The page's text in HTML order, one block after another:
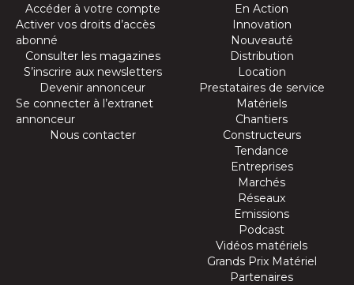
Accéder à votre compte
Activer vos droits d’accès
abonné
Consulter les magazines
S’inscrire aux newsletters
Devenir annonceur
Se connecter à l’extranet
annonceur
Nous contacter
En Action
Innovation
Nouveauté
Distribution
Location
Prestataires de service
Matériels
Chantiers
Constructeurs
Tendance
Entreprises
Marchés
Réseaux
Emissions
Podcast
Vidéos matériels
Grands Prix Matériel
Partenaires